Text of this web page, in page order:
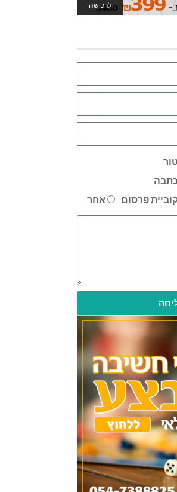
לרכישה
לאתר המשחקים
כתבה
פרסום
אחר